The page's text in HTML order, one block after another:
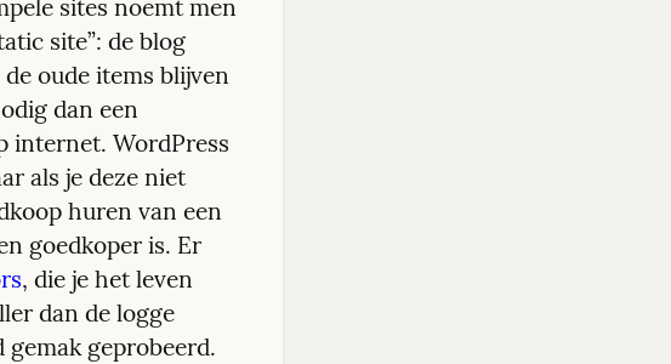
sites noemt men
site”: de blog
oude items blijven
dan een
internet. WordPress
als je deze niet
huren van een
goedkoper is. Er
, die je het leven
dan de logge
geprobeerd.